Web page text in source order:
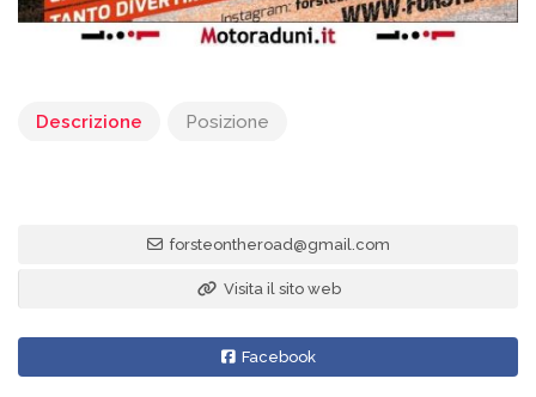
Descrizione Posizione
forsteontheroad@gmail.com
Visita il sito web
Facebook